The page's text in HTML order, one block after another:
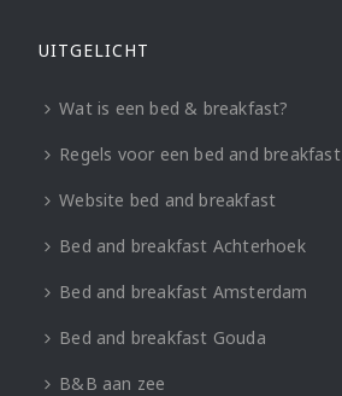
UITGELICHT
Wat is een bed & breakfast?
Regels voor een bed and breakfast
Website bed and breakfast
Bed and breakfast Achterhoek
Bed and breakfast Amsterdam
Bed and breakfast Gouda
B&B aan zee